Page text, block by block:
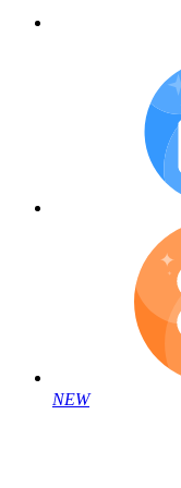
NEW